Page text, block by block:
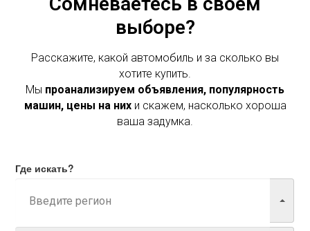
выборе?
Расскажите, какой автомобиль и за сколько вы
хотите купить.
Мы проанализируем объявления, популярность
машин, цены на нихи скажем, насколько хороша
ваша задумка.
Где искать?